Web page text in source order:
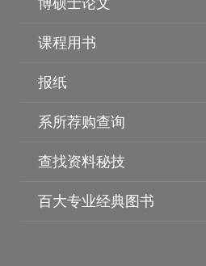
博硕士论文
课程用书
报纸
系所荐购查询
查找资料秘技
百大专业经典图书